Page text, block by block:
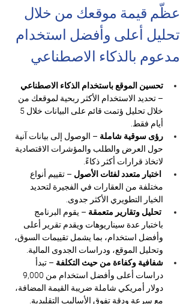
عظّم قيمة موقعك من خلال
تحليل أعلى وأفضل استخدام
مدعوم بالذكاء الاصطناعي
تحسين الموقع باستخدام الذكاء الاصطناعي
– تحديد الاستخدام الأكثر ربحية لموقعك من
أيام فقط.
رؤى سوقية شاملة – الوصول إلى بيانات آنية
حول العرض والطلب والمؤشرات الاقتصادية
لاتخاذ قرارات أكثر ذكاءً.
اختبار متعدد لفئات الأصول – تقييم أنواع
مختلفة من العقارات في الفجيرة لتحديد
الخيار التطويري الأكثر جدوى.
تحليل وتقارير متعمقة – يقوم البرنامج
باختبار عدة سيناريوهات ويقدم تقرير أعلى
وأفضل استخدام، بما يشمل تقييمات السوق،
وتحليل الموقع، ودراسات الجدوى المالية.
شفافية وكفاءة من حيث التكلفة – تبدأ
دولار أمريكي شاملة ضريبة القيمة المضافة،
مع سرعة ودقة تفوق الأساليب التقليدية.